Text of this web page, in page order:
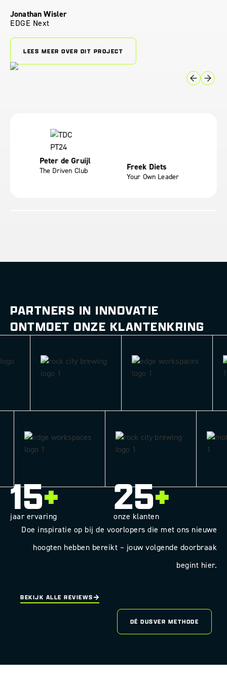
The Driven Club
LEES MEER OVER DIT PROJECT
Peter de Gruijl
The Driven Club Freek Diets
Your Own Leader
PARTNERS IN INNOVATIE
ONTMOET ONZE KLANTENKRING
15+
jaar ervaring 25+
onze klanten
Doe inspiratie op bij de voorlopers die met ons nieuwe
hoogten hebben bereikt – jouw volgende doorbraak
begint hier.
DÉ DUSVER METHODE
BEKIJK ALLE REVIEWS